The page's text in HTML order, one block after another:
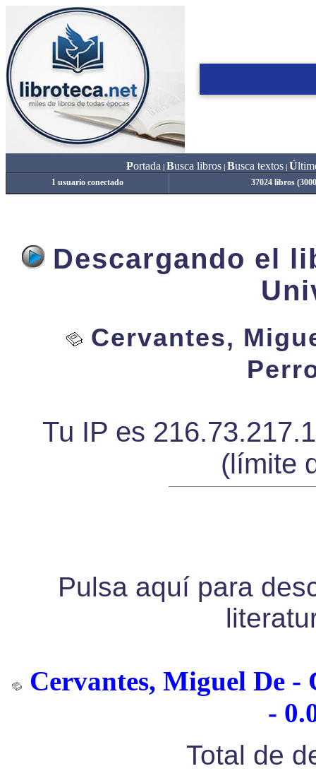
Portada Busca libros| Busca textos| Ú
1 usuario conectado 37024 libros
Descargando el
Cervantes,
Tu IP es
(límite
Pulsa aquí para
Cervantes, Miguel De -
-
Total de